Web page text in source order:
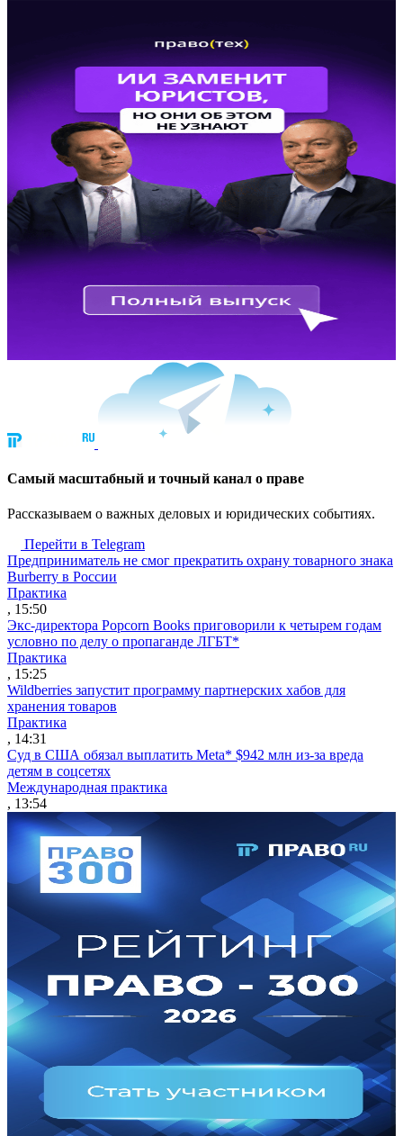
Cамый масштабный и точный канал о праве
Рассказываем о важных деловых и юридических событиях.
Перейти в Telegram
Предприниматель не смог прекратить охрану товарного знака
Burberry в России
Практика
, 15:50
Экс-директора Popcorn Books приговорили к четырем годам
условно по делу о пропаганде ЛГБТ*
Практика
, 15:25
Wildberries запустит программу партнерских хабов для
хранения товаров
Практика
, 14:31
Суд в США обязал выплатить Meta* $942 млн из-за вреда
детям в соцсетях
Международная практика
, 13:54